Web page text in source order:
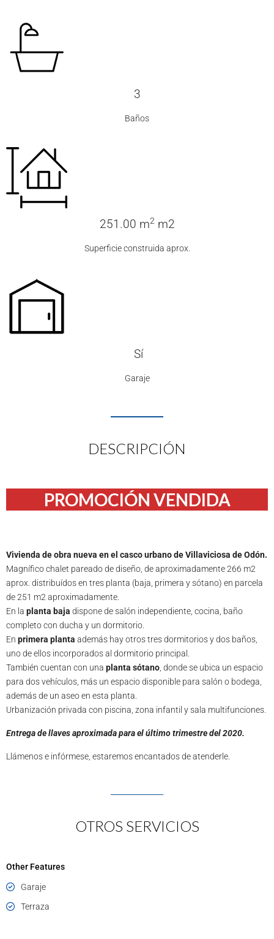
3
Baños
251.00 m2m2
Superficie construida aprox.
Sí
Garaje
DESCRIPCIÓN
PROMOCIÓN VENDIDA
Vivienda de obra nueva en el casco urbano de Villaviciosa de Odón.
Magnífico chalet pareado de diseño, de aproximadamente 266 m2
aprox. distribuídos en tres planta (baja, primera y sótano) en parcela
de 251 m2 aproximadamente.
En la planta baja dispone de salón independiente, cocina, baño
completo con ducha y un dormitorio.
En primera planta además hay otros tres dormitorios y dos baños,
uno de ellos incorporados al dormitorio principal.
También cuentan con una planta sótano , donde se ubica un espacio
para dos vehículos, más un espacio disponible para salón o bodega,
además de un aseo en esta planta.
Urbanización privada con piscina, zona infantil y sala multifunciones.
Entrega de llaves aproximada para el último trimestre del 2020.
Llámenos e infórmese, estaremos encantados de atenderle.
OTROS SERVICIOS
Other Features
Garaje
Terraza